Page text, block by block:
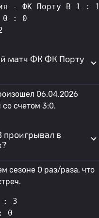
- ФК Порту B 1 :
0 : 0
матч ФК ФК Порту
06.04.2026
счетом 3:0.
проигрывал в
сезоне 0 раз/раза, что
: 3
0